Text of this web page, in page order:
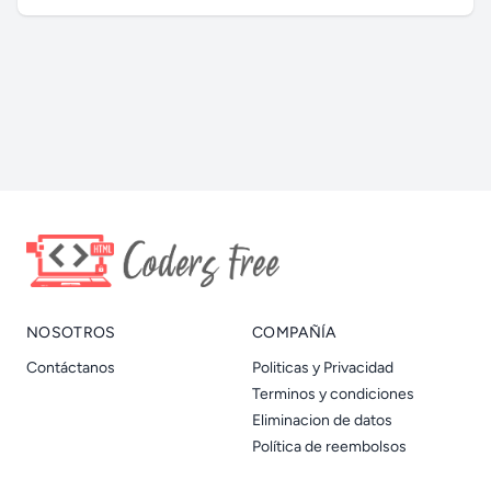
NOSOTROS
Contáctanos
COMPAÑÍA
Politicas y Privacidad
Terminos y condiciones
Eliminacion de datos
Política de reembolsos